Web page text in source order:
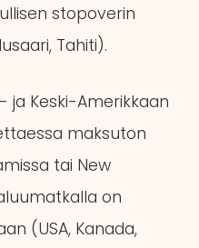
stopoverin
Tahiti).
ja Keski-Amerikkaan
maksuton
tai New
on
(USA, Kanada,